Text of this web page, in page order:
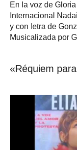
En la voz de
Internacional
y con letra de
Musicalizada por
«Réquiem